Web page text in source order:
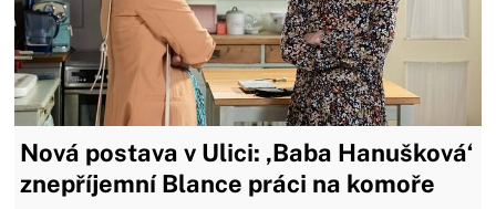
Nová postava v Ulici: ‚Baba Hanušková‘
znepříjemní Blance práci na komoře